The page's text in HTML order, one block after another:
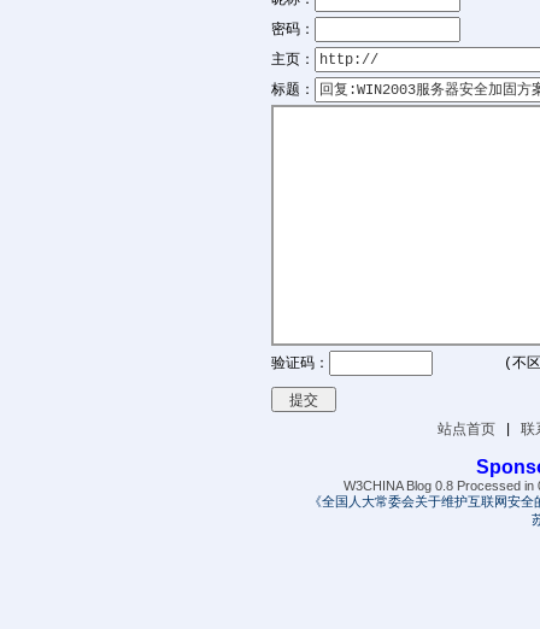
密码：
主页：
标题：
验证码： (不
站点首页 联
W3CHINA Blog 0.8 Processed
《全国人大常委会关于维护互联网安全